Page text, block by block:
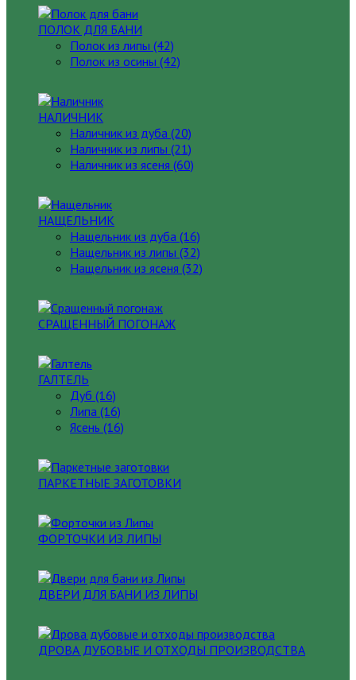
ПОЛОК ДЛЯ БАНИ
Полок из липы (42)
Полок из осины (42)
НАЛИЧНИК
Наличник из дуба (20)
Наличник из липы (21)
Наличник из ясеня (60)
НАЩЕЛЬНИК
Нащельник из дуба (16)
Нащельник из липы (32)
Нащельник из ясеня (32)
СРАЩЕННЫЙ ПОГОНАЖ
ГАЛТЕЛЬ
Дуб (16)
Липа (16)
Ясень (16)
ПАРКЕТНЫЕ ЗАГОТОВКИ
ФОРТОЧКИ ИЗ ЛИПЫ
ДВЕРИ ДЛЯ БАНИ ИЗ ЛИПЫ
ДРОВА ДУБОВЫЕ И ОТХОДЫ ПРОИЗВОДСТВА